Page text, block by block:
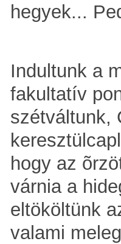
hegyek...
Indultunk a
fakultatív
szétváltunk,
hogy az
várnia a
eltököltünk
valami